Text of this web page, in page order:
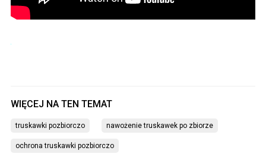
truskawki pozbiorczo nawożenie truskawek po zbiorze
ochrona truskawki pozbiorczo